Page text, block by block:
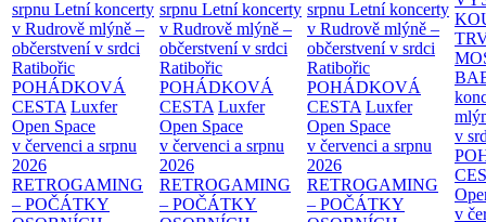
srpnu Letní koncerty
v Rudrově mlýně –
občerstvení v srdci
Ratibořic
POHÁDKOVÁ
CESTA Luxfer
Open Space
v červenci a srpnu
2026
RETROGAMING
– POČÁTKY
srpnu Letní koncerty
v Rudrově mlýně –
občerstvení v srdci
Ratibořic
POHÁDKOVÁ
CESTA Luxfer
Open Space
v červenci a srpnu
2026
RETROGAMING
– POČÁTKY
srpnu Letní koncerty
v Rudrově mlýně –
občerstvení v srdci
Ratibořic
POHÁDKOVÁ
CESTA Luxfer
Open Space
v červenci a srpnu
2026
RETROGAMING
– POČÁTKY
v
v